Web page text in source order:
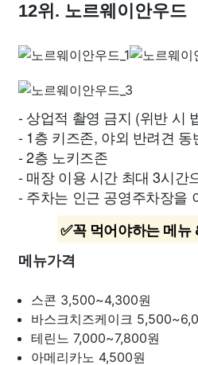
12위. 노르웨이안우드
- 상업적 촬영 금지 (위반 시
- 1층 키즈존, 야외 반려견
- 2층 노키즈존
- 매장 이용 시간 최대 3시간
- 주차는 인근 공영주차장을
✅꼭 먹어야하는 메
메뉴가격
스콘 3,500~4,300원
바스크치즈케이크
테린느 7,000~7,800원
아메리카노 4,500원